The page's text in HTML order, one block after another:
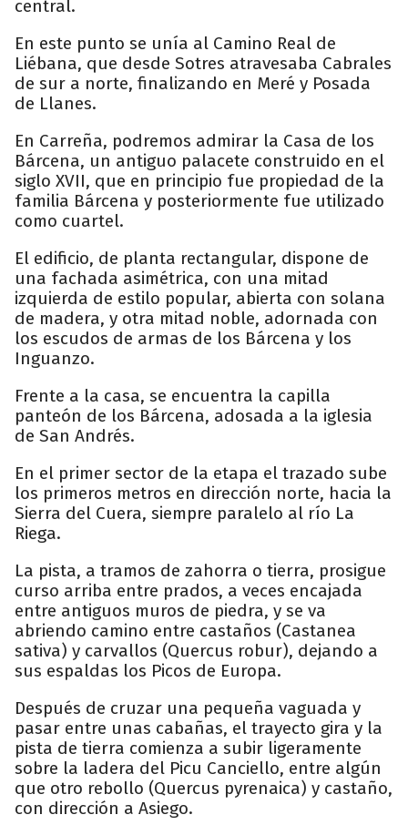
central.
En este punto se unía al Camino Real de
Liébana, que desde Sotres atravesaba Cabrales
de sur a norte, finalizando en Meré y Posada
de Llanes.
En Carreña, podremos admirar la Casa de los
Bárcena, un antiguo palacete construido en el
siglo XVII, que en principio fue propiedad de la
familia Bárcena y posteriormente fue utilizado
como cuartel.
El edificio, de planta rectangular, dispone de
una fachada asimétrica, con una mitad
izquierda de estilo popular, abierta con solana
de madera, y otra mitad noble, adornada con
los escudos de armas de los Bárcena y los
Inguanzo.
Frente a la casa, se encuentra la capilla
panteón de los Bárcena, adosada a la iglesia
de San Andrés.
En el primer sector de la etapa el trazado sube
los primeros metros en dirección norte, hacia la
Sierra del Cuera, siempre paralelo al río La
Riega.
La pista, a tramos de zahorra o tierra, prosigue
curso arriba entre prados, a veces encajada
entre antiguos muros de piedra, y se va
abriendo camino entre castaños (Castanea
sativa) y carvallos (Quercus robur), dejando a
sus espaldas los Picos de Europa.
Después de cruzar una pequeña vaguada y
pasar entre unas cabañas, el trayecto gira y la
pista de tierra comienza a subir ligeramente
sobre la ladera del Picu Canciello, entre algún
que otro rebollo (Quercus pyrenaica) y castaño,
con dirección a Asiego.